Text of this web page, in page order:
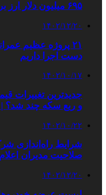
۶۹۵ میلیون دلار ارز برای واردات تامین شد
۱۴۰۲/۱۲/۲۰
۲۱ پروژه عظیم
دست اجرا داریم
۱۴۰۲/۱۰/۱۷
جدیدترین تغییرات
و ربع سکه چند شد؟
۱۴۰۲/۱۰/۲۲
شرایط راه‌اندازی
صلاحیت مدیران
۱۴۰۲/۱۲/۲۰